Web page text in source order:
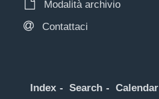
Modalità archivio
Contattaci
Index Search Calendar